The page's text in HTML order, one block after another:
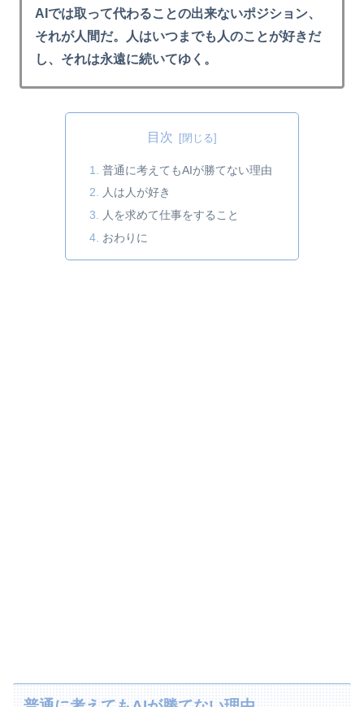
AIでは取って代わることの出来ないポジション、
それが人間だ。人はいつまでも人のことが好きだ
し、それは永遠に続いてゆく。
目次
普通に考えてもAIが勝てない理由
人は人が好き
人を求めて仕事をすること
おわりに